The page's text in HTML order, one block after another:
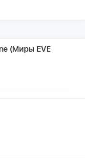
(Миры EVE